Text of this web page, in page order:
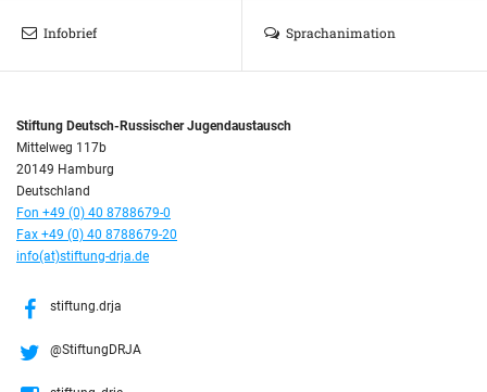
Infobrief Sprachanimation
Stiftung Deutsch-Russischer Jugendaustausch
Mittelweg 117b
20149 Hamburg
Deutschland
Fon +49 (0) 40 8788679-0
Fax +49 (0) 40 8788679-20
info(at)stiftung-drja.de
stiftung.drja
@StiftungDRJA